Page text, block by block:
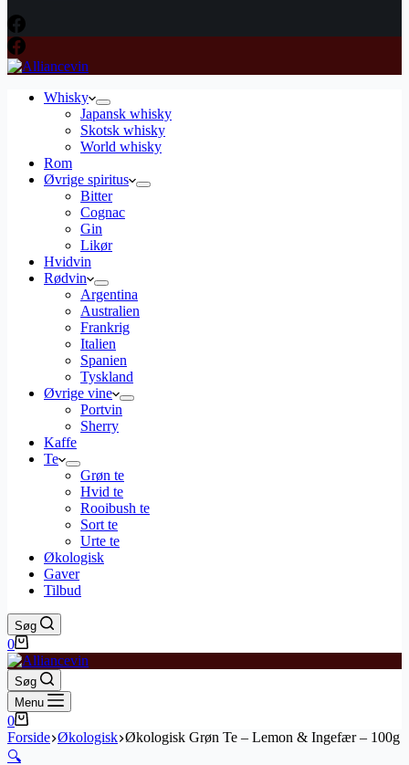
Whisky
Japansk whisky
Skotsk whisky
World whisky
Rom
Øvrige spiritus
Bitter
Cognac
Gin
Likør
Hvidvin
Rødvin
Argentina
Australien
Frankrig
Italien
Spanien
Tyskland
Øvrige vine
Portvin
Sherry
Kaffe
Te
Grøn te
Hvid te
Rooibush te
Sort te
Urte te
Økologisk
Gaver
Tilbud
Søg
Indkøbskurv
0
Søg
Menu
Indkøbskurv
0
Forside Økologisk Økologisk Grøn Te – Lemon & Ingefær – 100g
🔍